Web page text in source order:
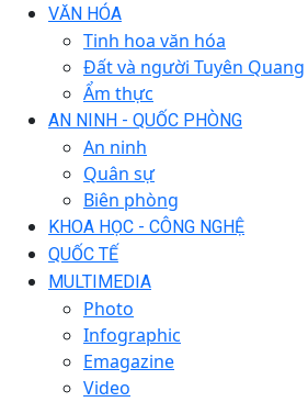
VĂN HÓA
Tinh hoa văn hóa
Đất và người Tuyên Quang
Ẩm thực
AN NINH - QUỐC PHÒNG
An ninh
Quân sự
Biên phòng
KHOA HỌC - CÔNG NGHỆ
QUỐC TẾ
MULTIMEDIA
Photo
Infographic
Emagazine
Video